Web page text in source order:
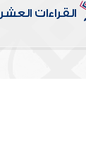
القراءات العشر